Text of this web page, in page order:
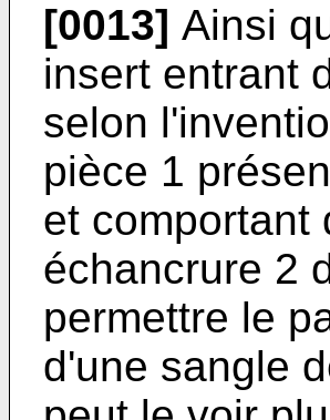
[0013] Ainsi
insert entrant
selon
pièce 1
et comportant
échancrure 2
permettre le
d'une sangle